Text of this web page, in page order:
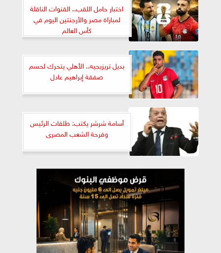
اختبار حامل اللقب.. القنوات الناقلة
لمباراة مصر والأرجنتين اليوم في
كأس العالم
بديل تريزيجيه.. الأهلي يتحرك لحسم
صفقة إبراهيم عادل
أسامة شرشر يكتب: طلقات الرئيس
وفرحة الشعب المصرى